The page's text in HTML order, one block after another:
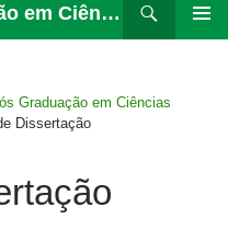
Programa de Pós Graduação em Ciências Biológicas
para
Graduação em Ciências
Dissertação